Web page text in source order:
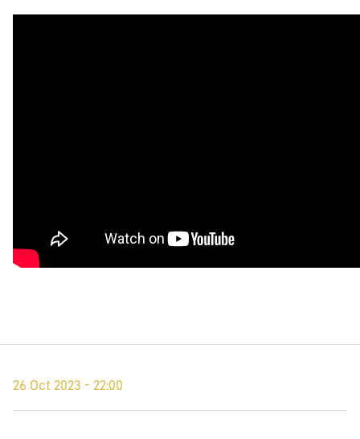
26 Oct 2023 - 22:00